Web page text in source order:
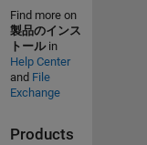
Find more on
製品のインス
トールin
Help Center
and File
Exchange
Products